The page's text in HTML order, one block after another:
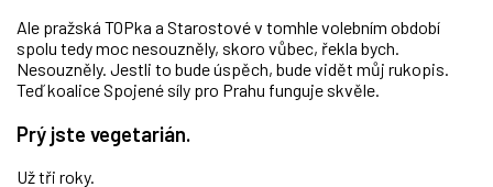
Ale pražská TOPka a Starostové v tomhle volebním období
spolu tedy moc nesouzněly, skoro vůbec, řekla bych.
Nesouzněly. Jestli to bude úspěch, bude vidět můj rukopis.
Teď koalice Spojené síly pro Prahu funguje skvěle.
Prý jste vegetarián.
Už tři roky.